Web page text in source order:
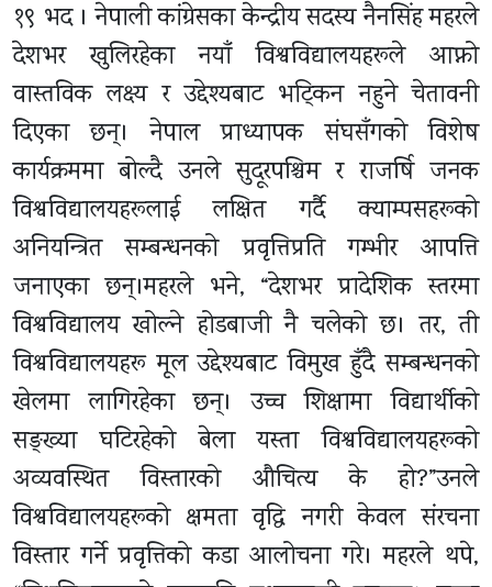
१९ भद । नेपाली कांग्रेसका केन्द्रीय सदस्य नैनसिंह महरले
देशभर खुलिरहेका नयाँ विश्वविद्यालयहरूले आफ्नो
वास्तविक लक्ष्य र उद्देश्यबाट भट्किन नहुने चेतावनी
दिएका छन्। नेपाल प्राध्यापक संघसँगको विशेष
कार्यक्रममा बोल्दै उनले सुदूरपश्चिम र राजर्षि जनक
विश्वविद्यालयहरूलाई लक्षित गर्दै क्याम्पसहरूको
अनियन्त्रित सम्बन्धनको प्रवृत्तिप्रति गम्भीर आपत्ति
जनाएका छन्।महरले भने, “देशभर प्रादेशिक स्तरमा
विश्वविद्यालय खोल्ने होडबाजी नै चलेको छ। तर, ती
विश्वविद्यालयहरू मूल उद्देश्यबाट विमुख हुँदै सम्बन्धनको
खेलमा लागिरहेका छन्। उच्च शिक्षामा विद्यार्थीको
सङ्ख्या घटिरहेको बेला यस्ता विश्वविद्यालयहरूको
अव्यवस्थित विस्तारको औचित्य के हो?”उनले
विश्वविद्यालयहरूको क्षमता वृद्धि नगरी केवल संरचना
विस्तार गर्ने प्रवृत्तिको कडा आलोचना गरे। महरले थपे,